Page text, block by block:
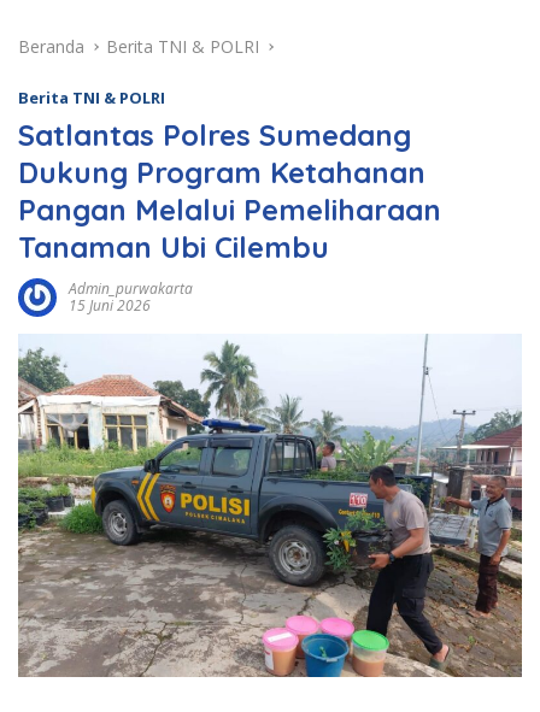
Beranda Berita TNI & POLRI
Berita TNI & POLRI
Satlantas Polres Sumedang
Dukung Program Ketahanan
Pangan Melalui Pemeliharaan
Tanaman Ubi Cilembu
Admin_purwakarta
15 Juni 2026